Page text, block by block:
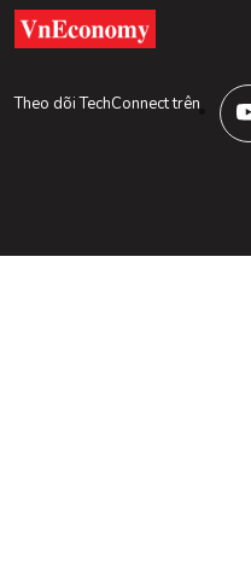
Theo dõi TechConnect trên